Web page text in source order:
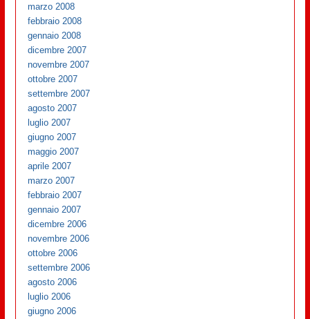
marzo 2008
febbraio 2008
gennaio 2008
dicembre 2007
novembre 2007
ottobre 2007
settembre 2007
agosto 2007
luglio 2007
giugno 2007
maggio 2007
aprile 2007
marzo 2007
febbraio 2007
gennaio 2007
dicembre 2006
novembre 2006
ottobre 2006
settembre 2006
agosto 2006
luglio 2006
giugno 2006